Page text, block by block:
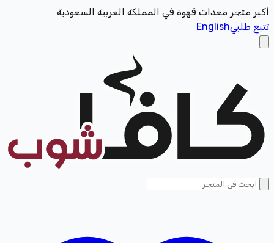
متجر معدات قهوة في المملكة العربية السعودية
طلبي English